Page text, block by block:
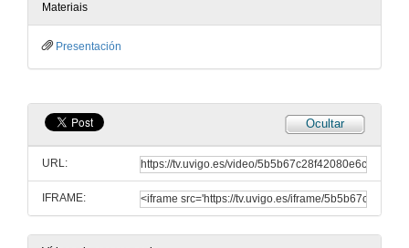
Materiais
Presentación
Ocultar
URL:
IFRAME:
Procesos psicolóxicos básicos para educadores/as sociais
14 de dec. de 2007
Deseño do currículo e a súa defensa nunha entrevista de traballo (Actividade transversal para alumnos de Química)